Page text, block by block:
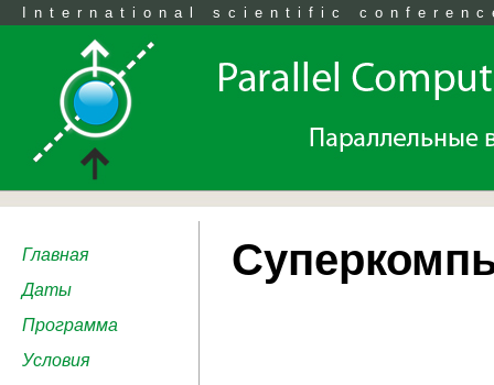
International scientific
Главная
Даты
Программа
Условия